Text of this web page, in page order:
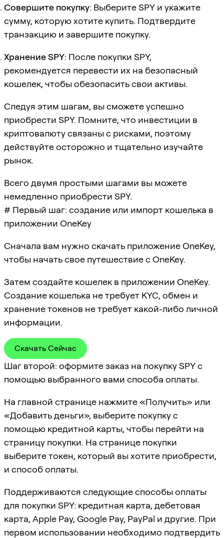
Совершите покупку: Выберите SPY и укажите
сумму, которую хотите купить. Подтвердите
транзакцию и завершите покупку.
Хранение SPY: После покупки SPY,
рекомендуется перевести их на безопасный
кошелек, чтобы обезопасить свои активы.
Следуя этим шагам, вы сможете успешно
приобрести SPY. Помните, что инвестиции в
криптовалюту связаны с рисками, поэтому
действуйте осторожно и тщательно изучайте
рынок.
Всего двумя простыми шагами вы можете
немедленно приобрести SPY.
# Первый шаг: создание или импорт кошелька в
приложении OneKey
Сначала вам нужно скачать приложение OneKey,
чтобы начать свое путешествие с OneKey.
Затем создайте кошелек в приложении OneKey.
Создание кошелька не требует KYC, обмен и
хранение токенов не требует какой-либо личной
информации.
Скачать Сейчас
Шаг второй: оформите заказ на покупку SPY с
помощью выбранного вами способа оплаты.
На главной странице нажмите «Получить» или
«Добавить деньги», выберите покупку с
помощью кредитной карты, чтобы перейти на
страницу покупки. На странице покупки
выберите токен, который вы хотите приобрести,
и способ оплаты.
Поддерживаются следующие способы оплаты
для покупки SPY: кредитная карта, дебетовая
карта, Apple Pay, Google Pay, PayPal и другие. При
первом использовании необходимо подтвердить